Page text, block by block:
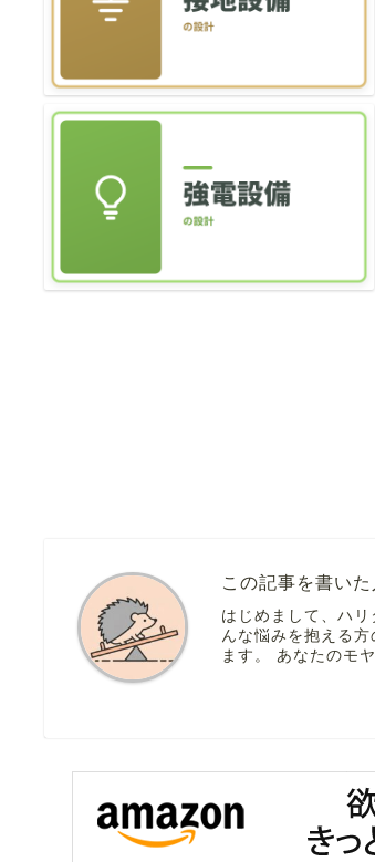
この記事を書いた
はじめまして、ハ
んな悩みを抱える
ます。 あなたのモ